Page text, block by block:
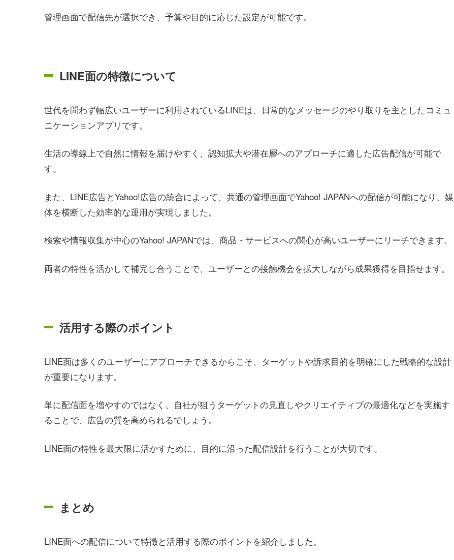
管理画面で配信先が選択でき、予算や目的に応じた設定が可能です。
LINE面の特徴について
世代を問わず幅広いユーザーに利用されているLINEは、日常的なメッセージのやり取りを主としたコミュ
ニケーションアプリです。
生活の導線上で自然に情報を届けやすく、認知拡大や潜在層へのアプローチに適した広告配信が可能で
す。
また、LINE広告とYahoo!広告の統合によって、共通の管理画面でYahoo! JAPANへの配信が可能になり、媒
体を横断した効率的な運用が実現しました。
検索や情報収集が中心のYahoo! JAPANでは、商品・サービスへの関心が高いユーザーにリーチできます。
両者の特性を活かして補完し合うことで、ユーザーとの接触機会を拡大しながら成果獲得を目指せます。
活用する際のポイント
LINE面は多くのユーザーにアプローチできるからこそ、ターゲットや訴求目的を明確にした戦略的な設計
が重要になります。
単に配信面を増やすのではなく、自社が狙うターゲットの見直しやクリエイティブの最適化などを実施す
ることで、広告の質を高められるでしょう。
LINE面の特性を最大限に活かすために、目的に沿った配信設計を行うことが大切です。
まとめ
LINE面への配信について特徴と活用する際のポイントを紹介しました。